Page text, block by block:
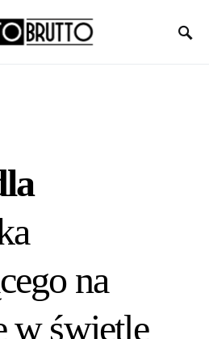
na
w świetle